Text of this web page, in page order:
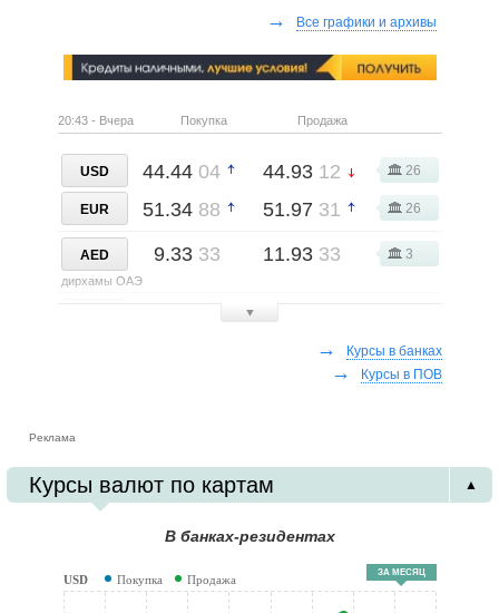
→ Все графики и архивы
20:43 - Вчера Покупка Продажа
USD 44.44 04 44.93 12 26
EUR 51.34 88 51.97 31 26
AED
дирхамы ОАЭ
9.33 33 11.93 33 3
00 5
азербайджанские манаты
BRL 6.0000 7.5000 2
канадские доллары
8
▼
→ Курсы в банках
→ Курсы в ПОВ
Реклама
Курсы валют по картам ▲
В банках-резидентах
ЗА МЕСЯЦ
USD Покупка Продажа